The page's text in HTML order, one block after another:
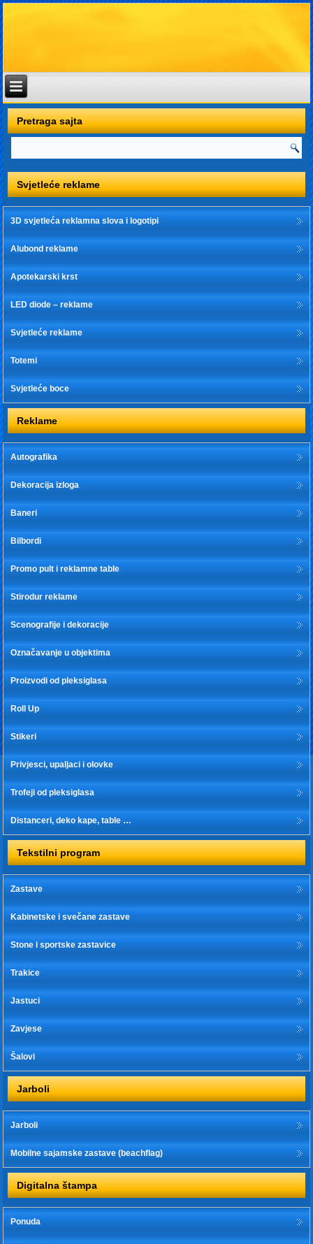
Pretraga sajta
Svjetleće reklame
3D svjetleća reklamna slova i logotipi
Alubond reklame
Apotekarski krst
LED diode – reklame
Svjetleće reklame
Totemi
Svjetleće boce
Reklame
Autografika
Dekoracija izloga
Baneri
Bilbordi
Promo pult i reklamne table
Stirodur reklame
Scenografije i dekoracije
Označavanje u objektima
Proizvodi od pleksiglasa
Roll Up
Stikeri
Privjesci, upaljaci i olovke
Trofeji od pleksiglasa
Distanceri, deko kape, table …
Tekstilni program
Zastave
Kabinetske i svečane zastave
Stone i sportske zastavice
Trakice
Jastuci
Zavjese
Šalovi
Jarboli
Jarboli
Mobilne sajamske zastave (beachflag)
Digitalna štampa
Ponuda